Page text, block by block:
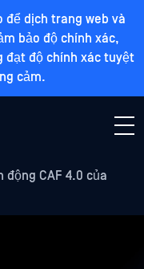
dịch trang web và
bảo độ chính xác,
đạt độ chính xác tuyệt
cảm.
động CAF 4.0 của